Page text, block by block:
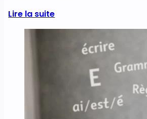
Lire la suite